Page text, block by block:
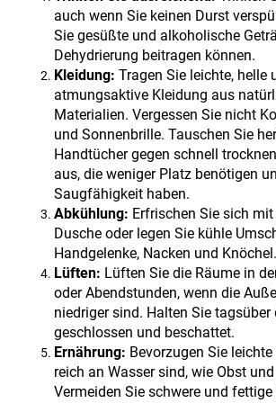
auch wenn Sie keinen Durst
Sie gesüßte und alkoholische
Dehydrierung beitragen können.
Kleidung: Tragen Sie leichte, helle
atmungsaktive Kleidung aus
Materialien. Vergessen Sie nicht
und Sonnenbrille. Tauschen Sie
Handtücher gegen schnell
aus, die weniger Platz benötigen
Saugfähigkeit haben.
Abkühlung: Erfrischen Sie sich
Dusche oder legen Sie kühle
Handgelenke, Nacken und Knöchel.
Lüften: Lüften Sie die Räume in
oder Abendstunden, wenn die
niedriger sind. Halten Sie tagsüber
geschlossen und beschattet.
Ernährung: Bevorzugen Sie
reich an Wasser sind, wie Obst
Vermeiden Sie schwere und